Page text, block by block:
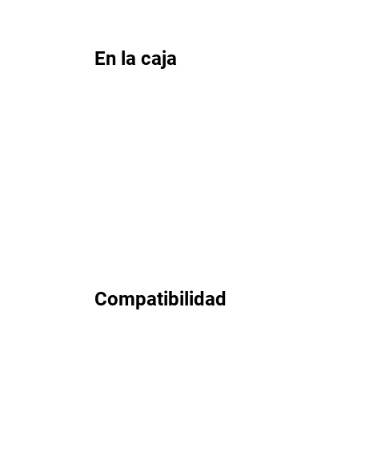
En la caja
Compatibilidad